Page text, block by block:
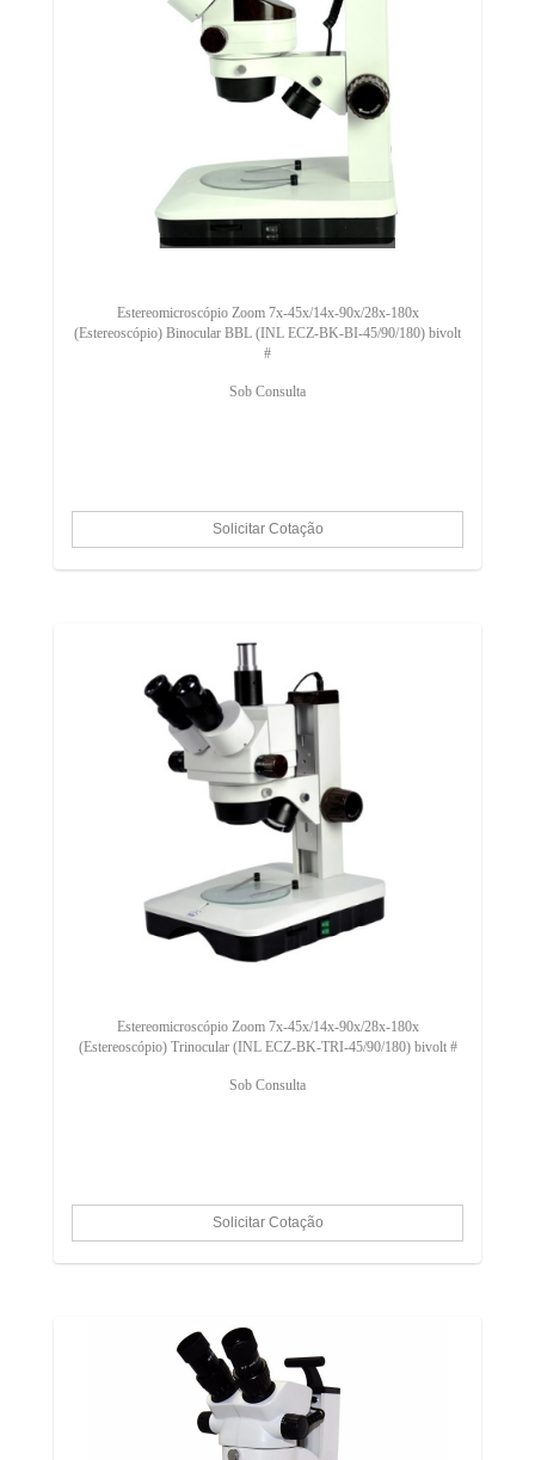
Estereomicroscópio Zoom 7x-45x/14x-90x/28x-180x
(Estereoscópio) Binocular BBL (INL ECZ-BK-BI-45/90/180) bivolt
#
Sob Consulta
Estereomicroscópio Zoom 7x-45x/14x-90x/28x-180x
(Estereoscópio) Trinocular (INL ECZ-BK-TRI-45/90/180) bivolt #
Sob Consulta